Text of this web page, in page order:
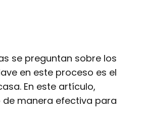
se preguntan sobre los
en este proceso es el
En este artículo,
manera efectiva para